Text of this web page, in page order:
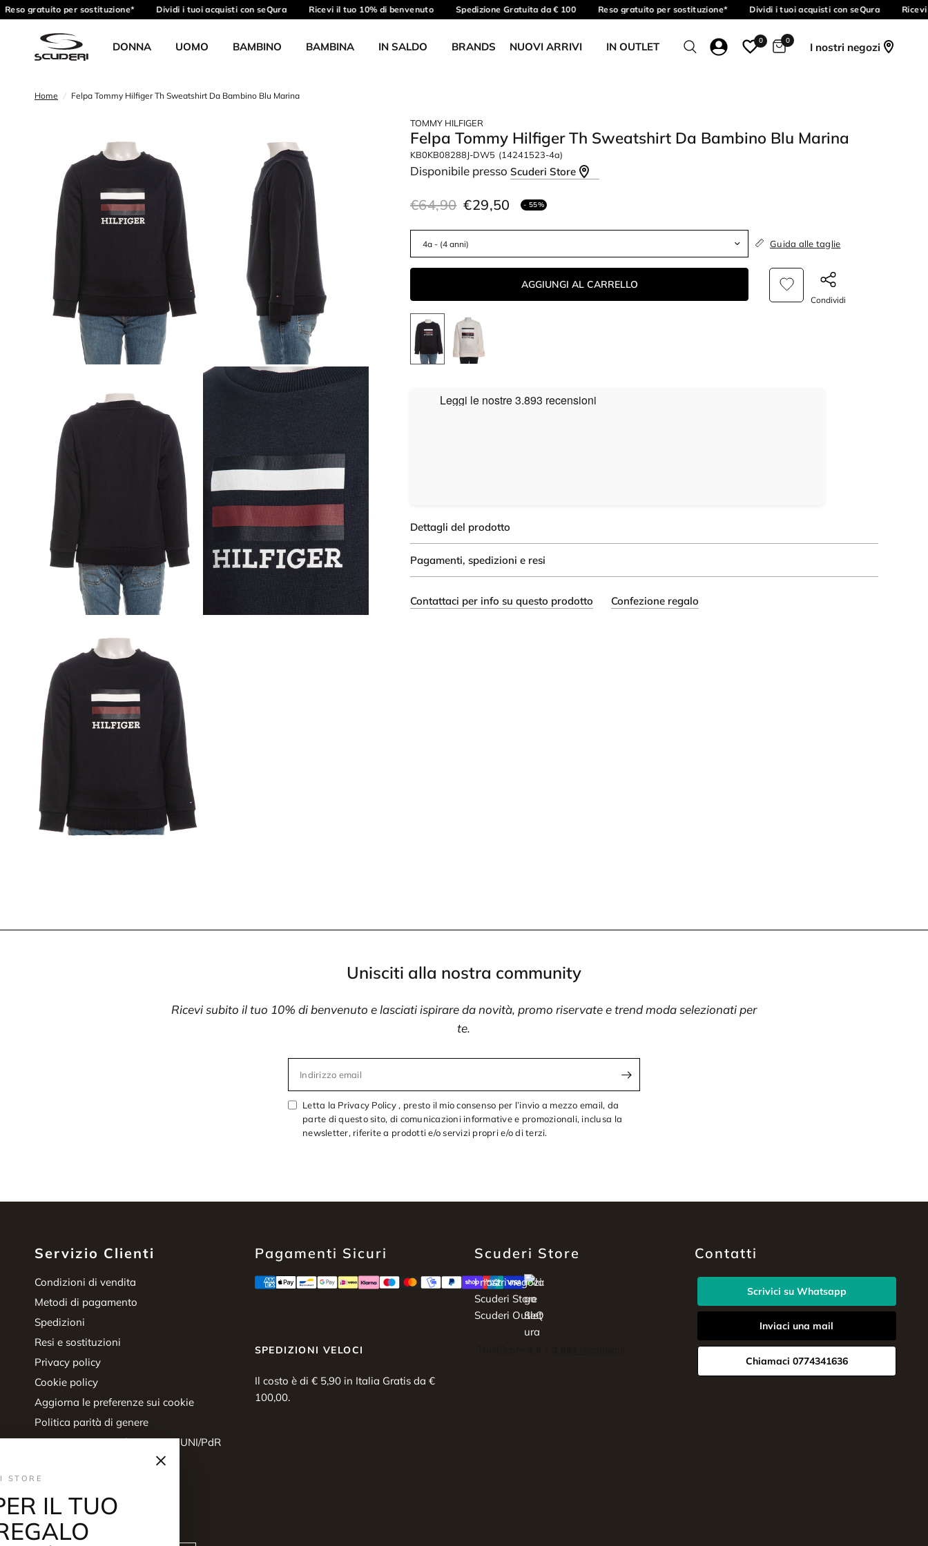
gratuito per sostituzione* Dividi i tuoi acquisti con seQura Ricevi il tuo 10% di benvenuto Spedizione Gratuita da € 100 Reso gratuito per sostituzione* Dividi i tuoi acquisti con seQura Ricevi
DONNA UOMO BAMBINO BAMBINA IN SALDO BRANDS NUOVI ARRIVI IN OUTLET 0 0
I nostri negozi
Home / Felpa Tommy Hilfiger Th Sweatshirt Da Bambino Blu Marina
TOMMY HILFIGER
Felpa Tommy Hilfiger Th Sweatshirt Da Bambino Blu Marina
KB0KB08288J-DW5 (14241523-4a)
Disponibile pressoScuderi Store
€64,90 €29,50 - 55%
Guida alle taglie
AGGIUNGI AL CARRELLO
Condividi
Dettagli del prodotto
Pagamenti, spedizioni e resi
Contattaci per info su questo prodotto Confezione regalo
Unisciti alla nostra community
Ricevi subito il tuo 10% di benvenuto e lasciati ispirare da novità, promo riservate e trend moda selezionati per
te.
Indirizzo email
Letta la Privacy Policy , presto il mio consenso per l’invio a mezzo email, da
parte di questo sito, di comunicazioni informative e promozionali, inclusa la
newsletter, riferite a prodotti e/o servizi propri e/o di terzi.
Servizio Clienti
Condizioni di vendita
Metodi di pagamento
Spedizioni
Resi e sostituzioni
Privacy policy
Cookie policy
Aggiorna le preferenze sui cookie
Politica parità di genere
Certificazione parità di genere UNI/PdR
Diritto di recesso
Pagamenti Sicuri
SPEDIZIONI VELOCI
Il costo è di € 5,90 in Italia Gratis da €
100,00.
Scuderi Store
I nostri negozi:
Scuderi Store
Scuderi Outlet
Contatti
Scrivici su Whatsapp
Inviaci una mail
Chiamaci 0774341636
×
STORE
IL TUO